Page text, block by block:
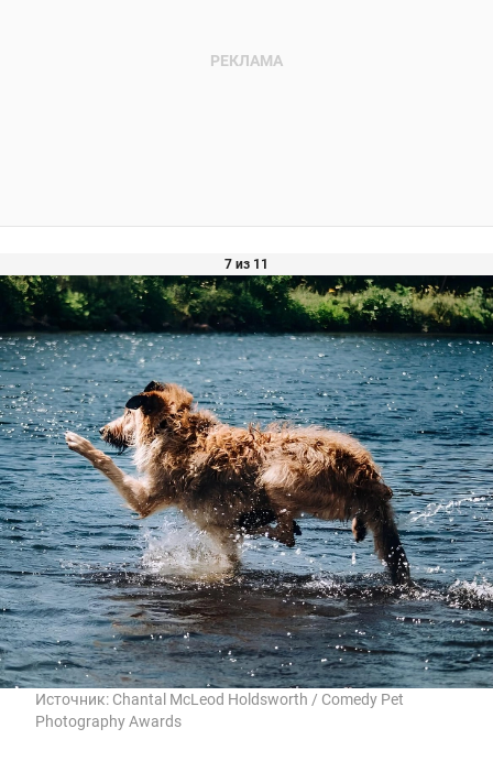
7 из 11
Источник: Chantal McLeod Holdsworth / Comedy Pet
Photography Awards